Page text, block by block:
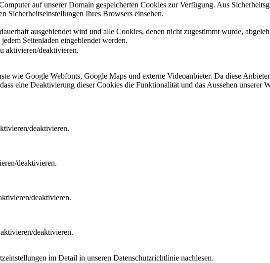
auf unserer Domain gespeicherten Cookies zur Verfügung. Aus
Sicherheitseinstellungen Ihres Browsers einsehen.
ausgeblendet wird und alle Cookies, denen nicht zugestimmt wurde,
Seitenladen eingeblendet werden.
aktivieren/deaktivieren.
wie Google Webfonts, Google Maps und externe Videoanbieter. Da diese
eine Deaktivierung dieser Cookies die Funktionalität und das Aussehen
deaktivieren.
deaktivieren.
deaktivieren.
deaktivieren.
im Detail in unseren Datenschutzrichtlinie nachlesen.